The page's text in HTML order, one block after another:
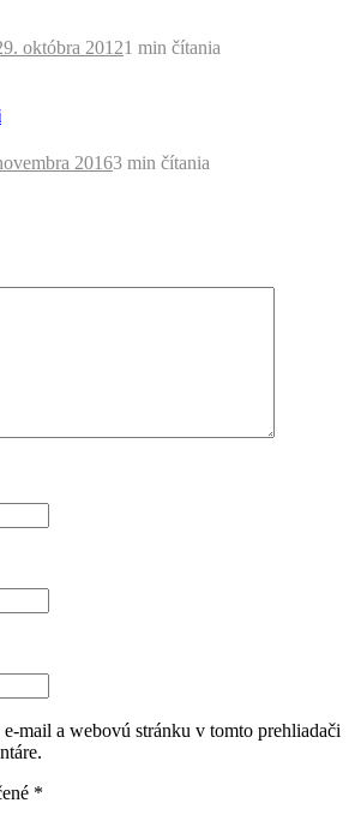
októbra 20121 min čítania
20163 min čítania
mail a webovú stránku v tomto prehliadači
*